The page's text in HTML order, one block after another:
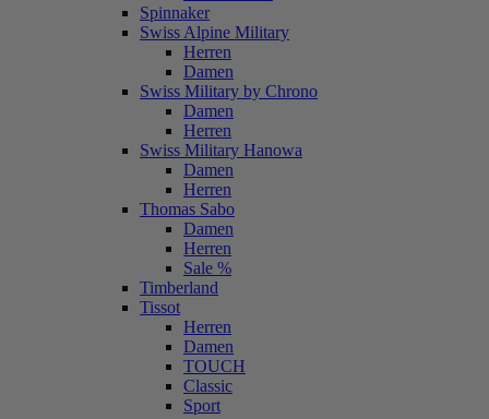
Spinnaker
Swiss Alpine Military
Herren
Damen
Swiss Military by Chrono
Damen
Herren
Swiss Military Hanowa
Damen
Herren
Thomas Sabo
Damen
Herren
Sale %
Timberland
Tissot
Herren
Damen
TOUCH
Classic
Sport